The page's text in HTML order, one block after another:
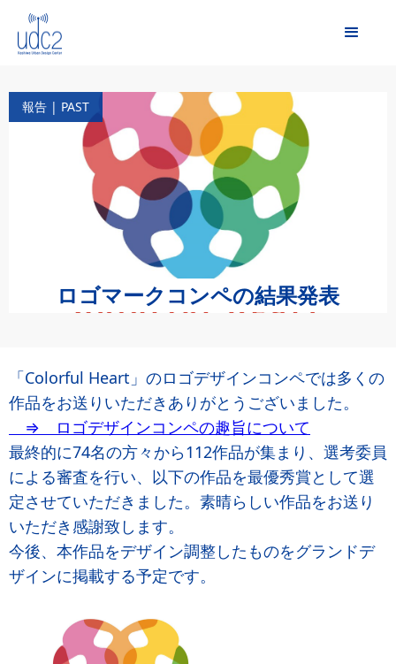
報告 | PAST
ロゴマークコンペの結果発表
「Colorful Heart」のロゴデザインコンペでは多くの
作品をお送りいただきありがとうございました。
⇒ ロゴデザインコンペの趣旨について
最終的に74名の方々から112作品が集まり、選考委員
による審査を行い、以下の作品を最優秀賞として選
定させていただきました。素晴らしい作品をお送り
いただき感謝致します。
今後、本作品をデザイン調整したものをグランドデ
ザインに掲載する予定です。